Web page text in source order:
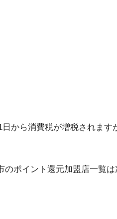
日から消費税が増税されま
のポイント還元加盟店一覧は